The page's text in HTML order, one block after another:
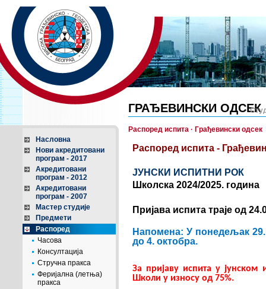
ГРАЂЕВИНСКИ ОДСЕК
Насловна
Нови акредитовани
програм - 2017
Акредитовани
програм - 2012
Акредитовани
програм - 2007
Мастер студије
Предмети
Распоред
Часова
Консултација
Стручна пракса
Феријална (летња)
пракса
Распоред испита · Грађевински одсек
Распоред испита -
ЈУНСКИ ИСПИТНИ РОК
Школска 2024/2025. година
Пријава испита траје од
Напомена: У понедељак 29.
до 4. октобра.
За пријаву испита у
Школи у износу од 75%.